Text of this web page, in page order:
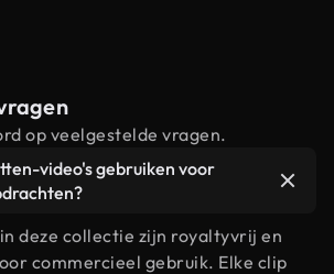
op veelgestelde vragen.
video's gebruiken voor
deze collectie zijn royaltyvrij en
commercieel gebruik. Elke clip